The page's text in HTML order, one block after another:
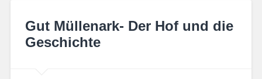
Gut Müllenark- Der Hof und die
Geschichte